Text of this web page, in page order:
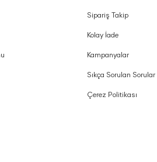
Sipariş Takip
Kolay İade
Kampanyalar
Sıkça Sorulan Sorular
Çerez Politikası